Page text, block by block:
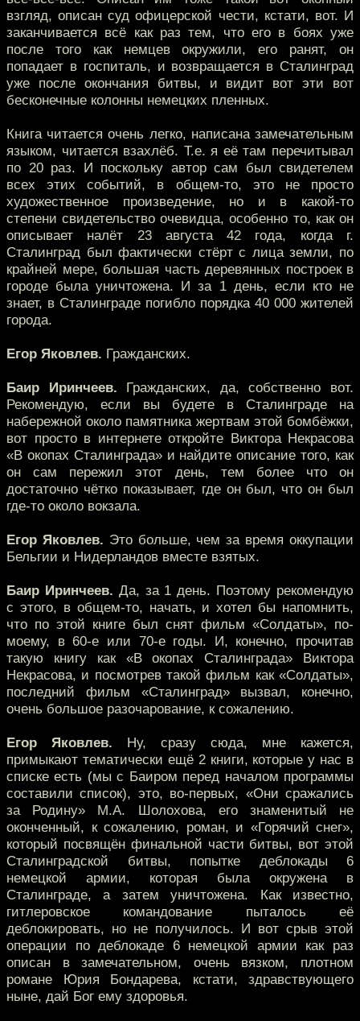
взгляд, описан суд офицерской чести, кстати, вот. И
заканчивается всё как раз тем, что его в боях уже
после того как немцев окружили, его ранят, он
попадает в госпиталь, и возвращается в Сталинград
уже после окончания битвы, и видит вот эти вот
бесконечные колонны немецких пленных.
Книга читается очень легко, написана замечательным
языком, читается взахлёб. Т.е. я её там перечитывал
по 20 раз. И поскольку автор сам был свидетелем
всех этих событий, в общем-то, это не просто
художественное произведение, но и в какой-то
степени свидетельство очевидца, особенно то, как он
описывает налёт 23 августа 42 года, когда г.
Сталинград был фактически стёрт с лица земли, по
крайней мере, большая часть деревянных построек в
городе была уничтожена. И за 1 день, если кто не
знает, в Сталинграде погибло порядка 40 000 жителей
города.
Егор Яковлев. Гражданских.
Баир Иринчеев. Гражданских, да, собственно вот.
Рекомендую, если вы будете в Сталинграде на
набережной около памятника жертвам этой бомбёжки,
вот просто в интернете откройте Виктора Некрасова
«В окопах Сталинграда» и найдите описание того, как
он сам пережил этот день, тем более что он
достаточно чётко показывает, где он был, что он был
где-то около вокзала.
Егор Яковлев. Это больше, чем за время оккупации
Бельгии и Нидерландов вместе взятых.
Баир Иринчеев. Да, за 1 день. Поэтому рекомендую
с этого, в общем-то, начать, и хотел бы напомнить,
что по этой книге был снят фильм «Солдаты», по-
моему, в 60-е или 70-е годы. И, конечно, прочитав
такую книгу как «В окопах Сталинграда» Виктора
Некрасова, и посмотрев такой фильм как «Солдаты»,
последний фильм «Сталинград» вызвал, конечно,
очень большое разочарование, к сожалению.
Егор Яковлев. Ну, сразу сюда, мне кажется,
примыкают тематически ещё 2 книги, которые у нас в
списке есть (мы с Баиром перед началом программы
составили список), это, во-первых, «Они сражались
за Родину» М.А. Шолохова, его знаменитый не
оконченный, к сожалению, роман, и «Горячий снег»,
который посвящён финальной части битвы, вот этой
Сталинградской битвы, попытке деблокады 6
немецкой армии, которая была окружена в
Сталинграде, а затем уничтожена. Как известно,
гитлеровское командование пыталось её
деблокировать, но не получилось. И вот срыв этой
операции по деблокаде 6 немецкой армии как раз
описан в замечательном, очень вязком, плотном
романе Юрия Бондарева, кстати, здравствующего
ныне, дай Бог ему здоровья.